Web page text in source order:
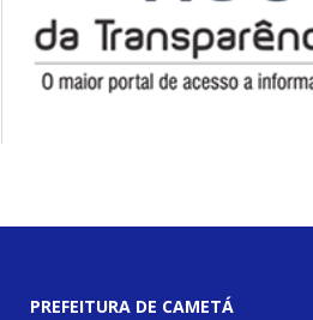
PREFEITURA DE CAMETÁ